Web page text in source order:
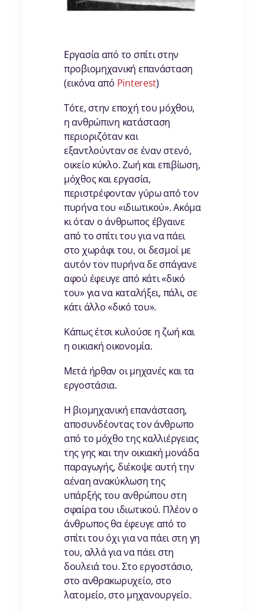
Εργασία από το σπίτι στην
προβιομηχανική επανάσταση
(εικόνα από Pinterest)
Τότε, στην εποχή του μόχθου,
η ανθρώπινη κατάσταση
περιοριζόταν και
εξαντλούνταν σε έναν στενό,
οικείο κύκλο. Ζωή και επιβίωση,
μόχθος και εργασία,
περιστρέφονταν γύρω από τον
πυρήνα του «ιδιωτικού». Ακόμα
κι όταν ο άνθρωπος έβγαινε
από το σπίτι του για να πάει
στο χωράφι του, οι δεσμοί με
αυτόν τον πυρήνα δε σπάγανε
αφού έφευγε από κάτι «δικό
του» για να καταλήξει, πάλι, σε
κάτι άλλο «δικό του».
Κάπως έτσι κυλούσε η ζωή και
η οικιακή οικονομία.
Μετά ήρθαν οι μηχανές και τα
εργοστάσια.
Η βιομηχανική επανάσταση,
αποσυνδέοντας τον άνθρωπο
από το μόχθο της καλλιέργειας
της γης και την οικιακή μονάδα
παραγωγής, διέκοψε αυτή την
αέναη ανακύκλωση της
υπάρξής του ανθρώπου στη
σφαίρα του ιδιωτικού. Πλέον ο
άνθρωπος θα έφευγε από το
σπίτι του όχι για να πάει στη γη
του, αλλά για να πάει στη
δουλειά του. Στο εργοστάσιο,
στο ανθρακωρυχείο, στο
λατομείο, στο μηχανουργείο.